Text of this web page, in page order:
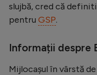
slujbă, cred că
pentru GSP.
Informații despre
Mijlocașul în vârstă